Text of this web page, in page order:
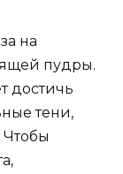
на
пудры.
достичь
тени,
Чтобы